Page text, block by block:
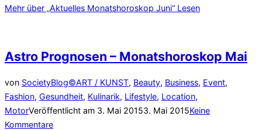
Mehr über „Aktuelles Monatshoroskop Juni“ Lesen
Astro Prognosen – Monatshoroskop Mai
von SocietyBlog©ART / KUNST, Beauty, Business, Event,
Fashion, Gesundheit, Kulinarik, Lifestyle, Location,
MotorVeröffentlicht am 3. Mai 20153. Mai 2015Keine
Kommentare